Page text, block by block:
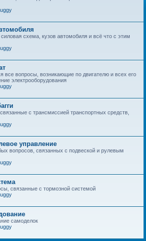
схема, кузов автомобиля и всё что с этим
все вопросы, возникающие по двигателю и всех его
электрооборудования
с трансмиссией транспортных средств,
управление
вопросов, связанных с подвеской и рулевым
связанные с тормозной системой
самоделок